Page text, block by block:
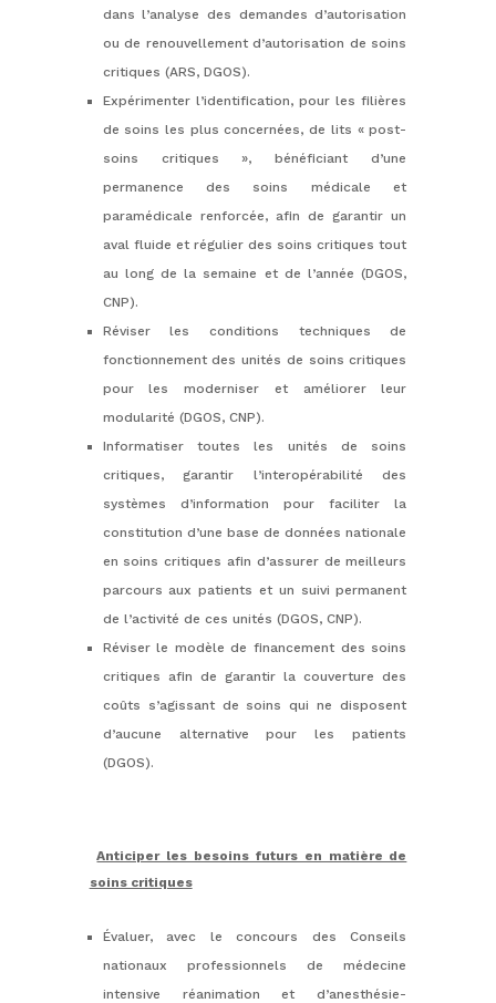
dans l’analyse des demandes d’autorisation
ou de renouvellement d’autorisation de soins
critiques (ARS, DGOS).
Expérimenter l’identification, pour les filières
de soins les plus concernées, de lits « post-
soins critiques », bénéficiant d’une
permanence des soins médicale et
paramédicale renforcée, afin de garantir un
aval fluide et régulier des soins critiques tout
au long de la semaine et de l’année (DGOS,
CNP).
Réviser les conditions techniques de
fonctionnement des unités de soins critiques
pour les moderniser et améliorer leur
modularité (DGOS, CNP).
Informatiser toutes les unités de soins
critiques, garantir l’interopérabilité des
systèmes d’information pour faciliter la
constitution d’une base de données nationale
en soins critiques afin d’assurer de meilleurs
parcours aux patients et un suivi permanent
de l’activité de ces unités (DGOS, CNP).
Réviser le modèle de financement des soins
critiques afin de garantir la couverture des
coûts s’agissant de soins qui ne disposent
d’aucune alternative pour les patients
(DGOS).
Anticiper les besoins futurs en matière de
soins critiques
Évaluer, avec le concours des Conseils
nationaux professionnels de médecine
intensive réanimation et d’anesthésie-